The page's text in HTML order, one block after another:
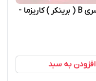
کلمپ رابردم سری B ( برینکر ) کاریزما -
افزودن به سبد